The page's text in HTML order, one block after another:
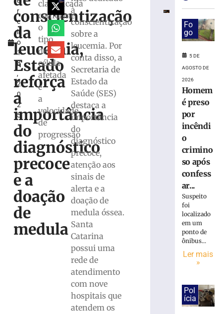
r
e
ir
o
1
8
,
2
0
2
5
conscientização
da
leucemia,
Estado
reforça
a
importância
do
diagnóstico
precoce
e a
doação
de
medula
classificada
conforme
o
tipo
de
célula
afetada
e
a
velocidade
de
progressão
à
conscientização
sobre a
leucemia. Por
conta disso, a
Secretaria de
Estado da
Saúde (SES)
destaca a
importância
do
diagnóstico
precoce,
atenção aos
sinais de
alerta e a
doação de
medula óssea.
Santa
Catarina
possui uma
rede de
atendimento
com nove
hospitais que
atendem os
saúde
trabalhador
ferido
durante
montagem
estrutura
Brusque
Município
litoral
indenizará
jovem
testículo
atraso
Fo
go
5 DE
AGOSTO DE
2026
Homem
é preso
por
incêndi
o
crimino
so após
confess
ar...
Suspeito
foi
localizado
em um
ponto de
ônibus...
Ler mais
»
Pol
ícia